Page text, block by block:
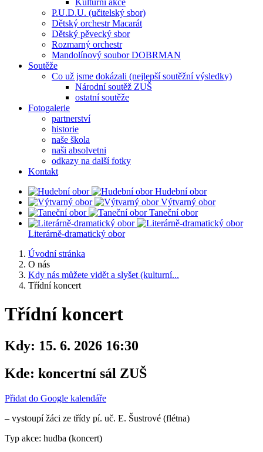
Kulturní akce
P.U.D.U. (učitelský sbor)
Dětský orchestr Macarát
Dětský pěvecký sbor
Rozmarný orchestr
Mandolínový soubor DOBRMAN
Soutěže
Co už jsme dokázali (nejlepší soutěžní výsledky)
Národní soutěž ZUŠ
ostatní soutěže
Fotogalerie
partnerství
historie
naše škola
naši absolvetni
odkazy na další fotky
Kontakt
Hudební obor
Výtvarný obor
Taneční obor
Literárně-dramatický obor
Úvodní stránka
O nás
Kdy nás můžete vidět a slyšet (kulturní...
Třídní koncert
Třídní koncert
Kdy: 15. 6. 2026 16:30
Kde: koncertní sál ZUŠ
Přidat do Google kalendáře
– vystoupí žáci ze třídy pí. uč. E. Šustrové (flétna)
Typ akce: hudba (koncert)